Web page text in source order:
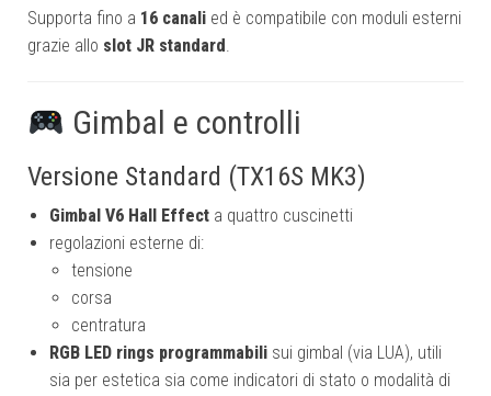
Supporta fino a 16 canali ed è compatibile con moduli esterni
grazie allo slot JR standard.
Gimbal e controlli
Versione Standard (TX16S MK3)
Gimbal V6 Hall Effect a quattro cuscinetti
regolazioni esterne di:
tensione
corsa
centratura
RGB LED rings programmabili sui gimbal (via LUA), utili
sia per estetica sia come indicatori di stato o modalità di